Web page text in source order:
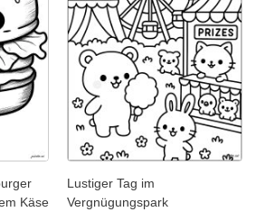
Käse
Lustiger Tag im
Vergnügungspark